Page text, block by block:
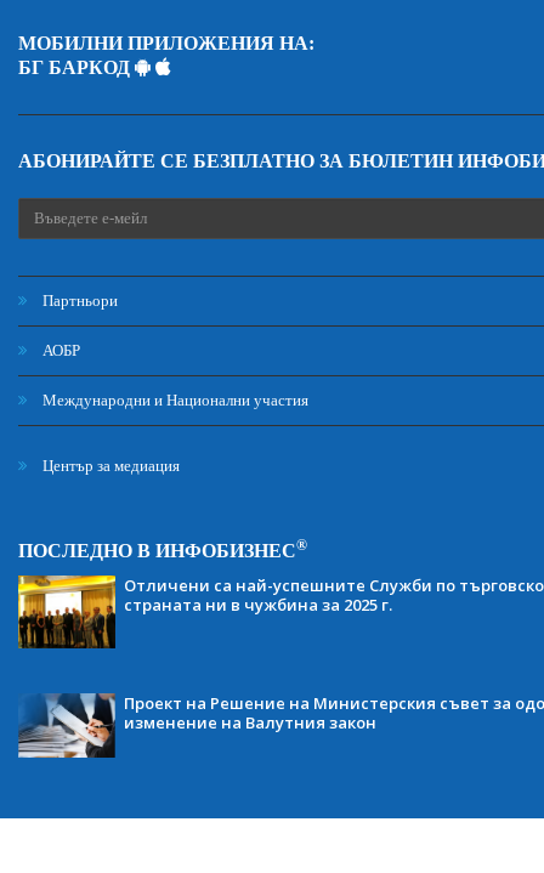
МОБИЛНИ ПРИЛОЖЕНИЯ НА:
БГ БАРКОД
АБОНИРАЙТЕ СЕ БЕЗПЛАТНО ЗА БЮЛЕТИН
Партньори
АОБР
Международни и Национални участия
Център за медиация
ПОСЛЕДНО В ИНФОБИЗНЕС®
Отличени са най-успешните Служби по
страната ни в чужбина за 2025 г.
Проект на Решение на Министерския съвет за
изменение на Валутния закон